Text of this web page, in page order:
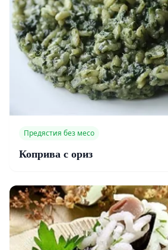
Предястия без месо
Коприва с ориз